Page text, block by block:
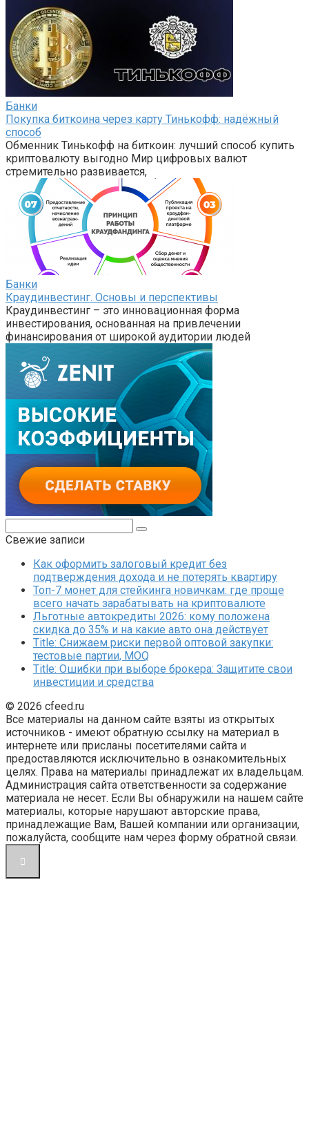
Банки
Покупка биткоина через карту Тинькофф: надёжный
способ
Обменник Тинькофф на биткоин: лучший способ купить
криптовалюту выгодно Мир цифровых валют
стремительно развивается,
Банки
Краудинвестинг. Основы и перспективы
Краудинвестинг – это инновационная форма
инвестирования, основанная на привлечении
финансирования от широкой аудитории людей
Свежие записи
Как оформить залоговый кредит без
подтверждения дохода и не потерять квартиру
Топ-7 монет для стейкинга новичкам: где проще
всего начать зарабатывать на криптовалюте
Льготные автокредиты 2026: кому положена
скидка до 35% и на какие авто она действует
Title: Снижаем риски первой оптовой закупки:
тестовые партии, MOQ
Title: Ошибки при выборе брокера: Защитите свои
инвестиции и средства
© 2026 cfeed.ru
Все материалы на данном сайте взяты из открытых
источников - имеют обратную ссылку на материал в
интернете или присланы посетителями сайта и
предоставляются исключительно в ознакомительных
целях. Права на материалы принадлежат их владельцам.
Администрация сайта ответственности за содержание
материала не несет. Если Вы обнаружили на нашем сайте
материалы, которые нарушают авторские права,
принадлежащие Вам, Вашей компании или организации,
пожалуйста, сообщите нам через форму обратной связи.